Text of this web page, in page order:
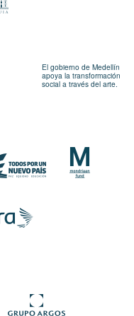
El gobierno de Medellín
apoya la transformación
social a través del arte.